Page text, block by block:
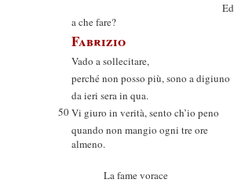
Ed
a che fare?
Fabrizio
Vado a sollecitare,
perché non posso più, sono a digiuno
da ieri sera in qua.
50Vi giuro in verità, sento ch’io peno
quando non mangio ogni tre ore
almeno.
La fame vorace